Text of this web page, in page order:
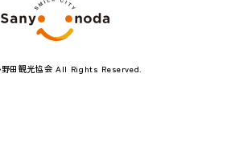
田観光協会 All Rights Reserved.